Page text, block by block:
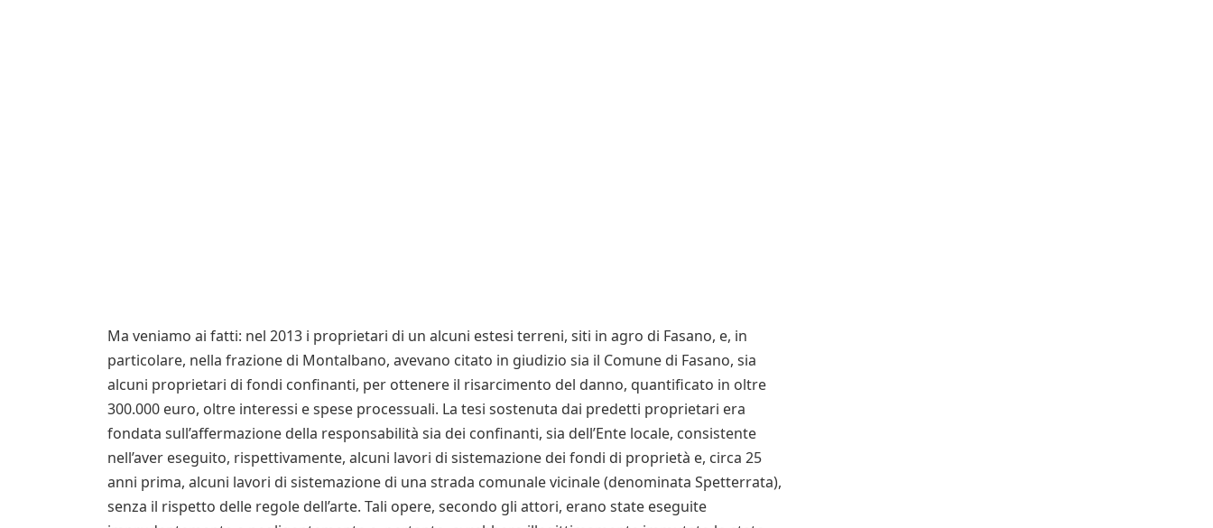
Ma veniamo ai fatti: nel 2013 i proprietari di un alcuni estesi terreni, siti in agro di Fasano, e, in
particolare, nella frazione di Montalbano, avevano citato in giudizio sia il Comune di Fasano, sia
alcuni proprietari di fondi confinanti, per ottenere il risarcimento del danno, quantificato in oltre
300.000 euro, oltre interessi e spese processuali. La tesi sostenuta dai predetti proprietari era
fondata sull’affermazione della responsabilità sia dei confinanti, sia dell’Ente locale, consistente
nell’aver eseguito, rispettivamente, alcuni lavori di sistemazione dei fondi di proprietà e, circa 25
anni prima, alcuni lavori di sistemazione di una strada comunale vicinale (denominata Spetterrata),
senza il rispetto delle regole dell’arte. Tali opere, secondo gli attori, erano state eseguite